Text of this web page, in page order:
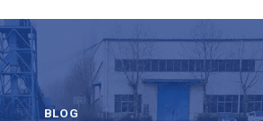
BLOG